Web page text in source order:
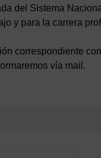
del Sistema
y para la carrera
correspondiente
vía mail.